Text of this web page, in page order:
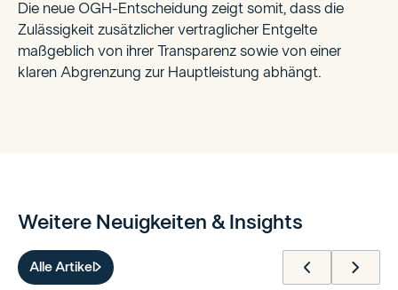
Die neue OGH-Entscheidung zeigt somit, dass die
Zulässigkeit zusätzlicher vertraglicher Entgelte
maßgeblich von ihrer Transparenz sowie von einer
klaren Abgrenzung zur Hauptleistung abhängt.
Weitere Neuigkeiten & Insights
Alle Artikel